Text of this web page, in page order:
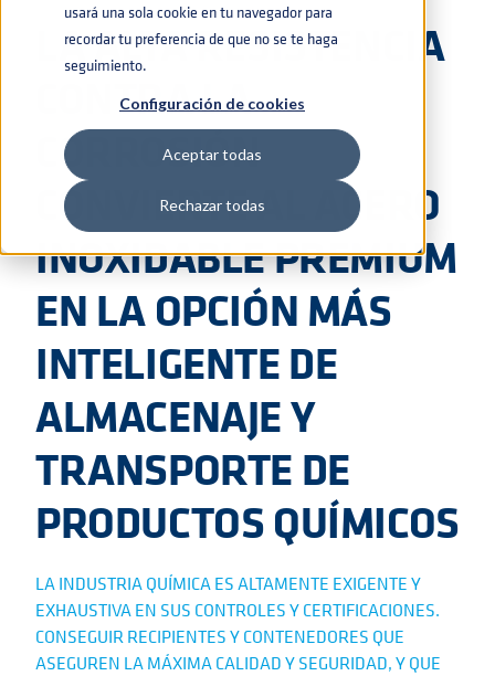
usará una sola cookie en tu navegador para
recordar tu preferencia de que no se te haga
seguimiento.
Configuración de cookies
Aceptar todas
Rechazar todas
LA ALTA RESISTENCIA
CONTRA LA
CORROSIÓN
CONVIERTE AL ACERO
INOXIDABLE PREMIUM
EN LA OPCIÓN MÁS
INTELIGENTE DE
ALMACENAJE Y
TRANSPORTE DE
PRODUCTOS QUÍMICOS
LA INDUSTRIA QUÍMICA ES ALTAMENTE EXIGENTE Y
EXHAUSTIVA EN SUS CONTROLES Y CERTIFICACIONES.
CONSEGUIR RECIPIENTES Y CONTENEDORES QUE
ASEGUREN LA MÁXIMA CALIDAD Y SEGURIDAD, Y QUE